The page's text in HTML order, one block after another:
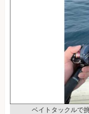
ベイトタックルで